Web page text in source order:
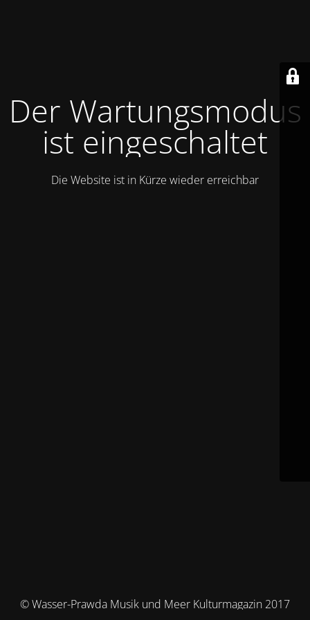
Der Wartungsmodus
ist eingeschaltet
Die Website ist in Kürze wieder erreichbar
© Wasser-Prawda Musik und Meer Kulturmagazin 2017